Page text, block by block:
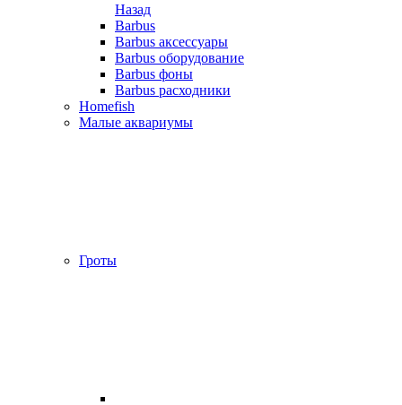
Назад
Barbus
Barbus аксессуары
Barbus оборудование
Barbus фоны
Barbus расходники
Homefish
Малые аквариумы
Гроты